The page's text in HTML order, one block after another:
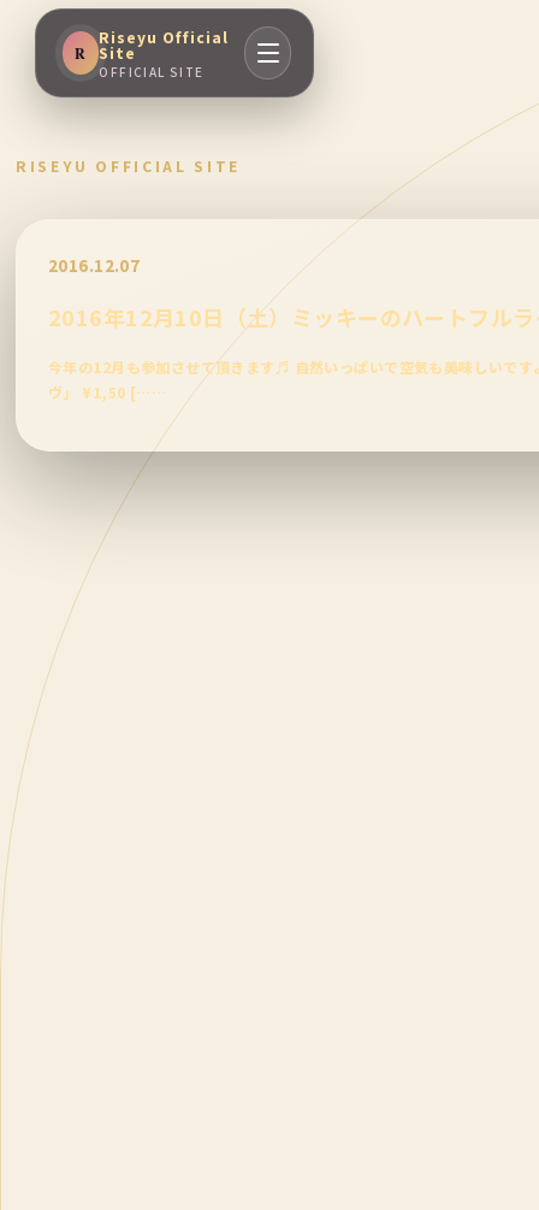
R
Riseyu Official
Site
OFFICIAL SITE
RISEYU OFFICIAL SITE
2016.12.07
2016年12月10日（土）ミッキーのハートフル
今年の12月も参加させて頂きます♬ 自然いっぱいで空気も美味しい
ヴ」 ¥1,50 [……